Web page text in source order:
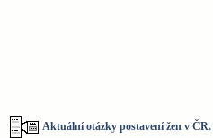
Aktuální otázky postavení žen v ČR.